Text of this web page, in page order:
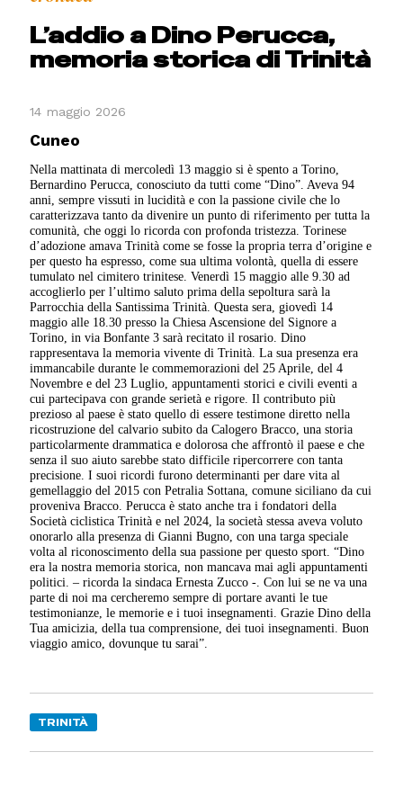
L’addio a Dino Perucca,
memoria storica di Trinità
14 maggio 2026
Cuneo
Nella mattinata di mercoledì 13 maggio si è spento a Torino,
Bernardino Perucca, conosciuto da tutti come “Dino”. Aveva 94
anni, sempre vissuti in lucidità e con la passione civile che lo
caratterizzava tanto da divenire un punto di riferimento per tutta la
comunità, che oggi lo ricorda con profonda tristezza. Torinese
d’adozione amava Trinità come se fosse la propria terra d’origine e
per questo ha espresso, come sua ultima volontà, quella di essere
tumulato nel cimitero trinitese. Venerdì 15 maggio alle 9.30 ad
accoglierlo per l’ultimo saluto prima della sepoltura sarà la
Parrocchia della Santissima Trinità. Questa sera, giovedì 14
maggio alle 18.30 presso la Chiesa Ascensione del Signore a
Torino, in via Bonfante 3 sarà recitato il rosario. Dino
rappresentava la memoria vivente di Trinità. La sua presenza era
immancabile durante le commemorazioni del 25 Aprile, del 4
Novembre e del 23 Luglio, appuntamenti storici e civili eventi a
cui partecipava con grande serietà e rigore. Il contributo più
prezioso al paese è stato quello di essere testimone diretto nella
ricostruzione del calvario subito da Calogero Bracco, una storia
particolarmente drammatica e dolorosa che affrontò il paese e che
senza il suo aiuto sarebbe stato difficile ripercorrere con tanta
precisione. I suoi ricordi furono determinanti per dare vita al
gemellaggio del 2015 con Petralia Sottana, comune siciliano da cui
proveniva Bracco. Perucca è stato anche tra i fondatori della
Società ciclistica Trinità e nel 2024, la società stessa aveva voluto
onorarlo alla presenza di Gianni Bugno, con una targa speciale
volta al riconoscimento della sua passione per questo sport. “Dino
era la nostra memoria storica, non mancava mai agli appuntamenti
politici. – ricorda la sindaca Ernesta Zucco -. Con lui se ne va una
parte di noi ma cercheremo sempre di portare avanti le tue
testimonianze, le memorie e i tuoi insegnamenti. Grazie Dino della
Tua amicizia, della tua comprensione, dei tuoi insegnamenti. Buon
viaggio amico, dovunque tu sarai”.
TRINITÀ